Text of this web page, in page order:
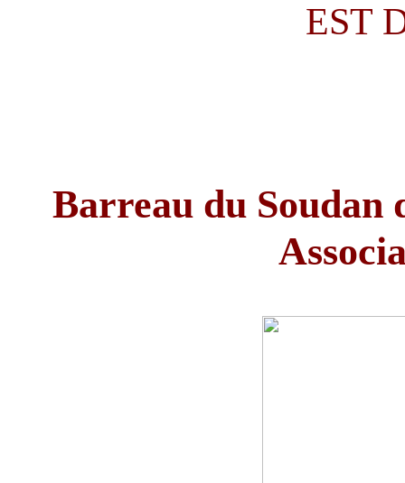
EST
Barreau du Soudan